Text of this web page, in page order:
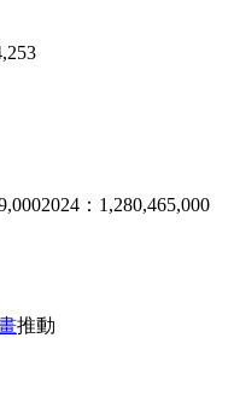
2024：1,280,465,000
推動